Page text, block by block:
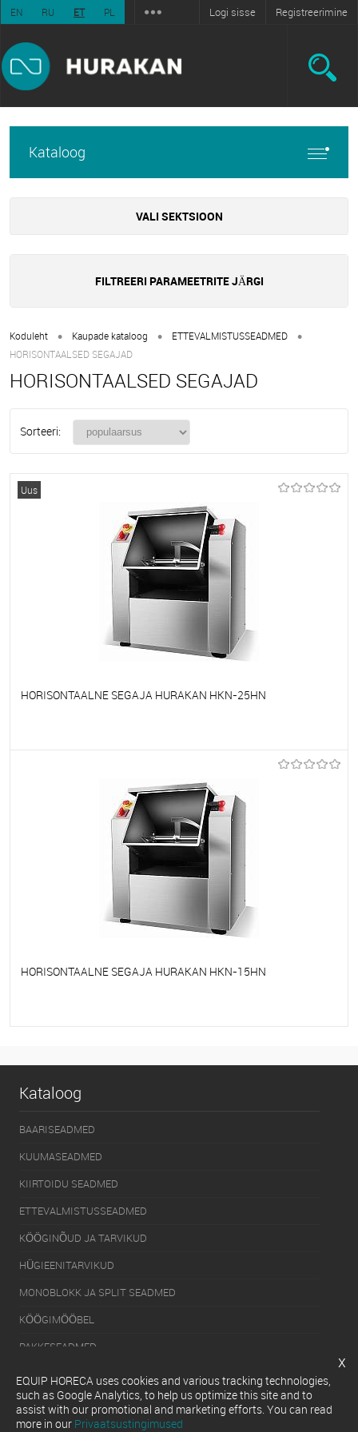
EN RU ET PL Logi sisse Registreerimine
Kataloog
VALI SEKTSIOON
FILTREERI PARAMEETRITE JÄRGI
Koduleht • Kaupade kataloog • ETTEVALMISTUSSEADMED •
HORISONTAALSED SEGAJAD
HORISONTAALSED SEGAJAD
Sorteeri:
Uus
HORISONTAALNE SEGAJA HURAKAN HKN-25HN
HORISONTAALNE SEGAJA HURAKAN HKN-15HN
Kataloog
BAARISEADMED
KUUMASEADMED
KIIRTOIDU SEADMED
ETTEVALMISTUSSEADMED
KÖÖGINÕUD JA TARVIKUD
HÜGIEENITARVIKUD
MONOBLOKK JA SPLIT SEADMED
KÖÖGIMÖÖBEL
PAKKESEADMED
KÜLMUTUSSEADMED
SERVEERIMISSEADMED
NÕUDEPESUMASINAD
x
EQUIP HORECA uses cookies and various tracking technologies,
such as Google Analytics, to help us optimize this site and to
assist with our promotional and marketing efforts. You can read
more in our Privaatsustingimused